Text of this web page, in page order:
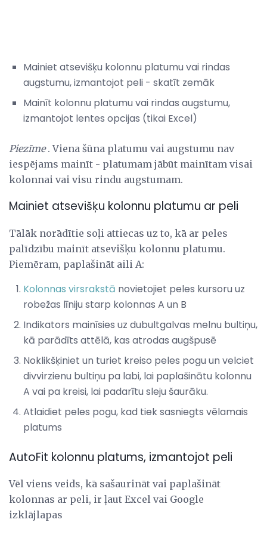
Mainiet atsevišķu kolonnu platumu vai rindas
augstumu, izmantojot peli - skatīt zemāk
Mainīt kolonnu platumu vai rindas augstumu,
izmantojot lentes opcijas (tikai Excel)
Piezīme. Viena šūna platumu vai augstumu nav
iespējams mainīt - platumam jābūt mainītam visai
kolonnai vai visu rindu augstumam.
Mainiet atsevišķu kolonnu platumu ar peli
Tālāk norādītie soļi attiecas uz to, kā ar peles
palīdzību mainīt atsevišķu kolonnu platumu.
Piemēram, paplašināt aili A:
Kolonnas virsrakstā novietojiet peles kursoru uz
robežas līniju starp kolonnas A un B
Indikators mainīsies uz dubultgalvas melnu bultiņu,
kā parādīts attēlā, kas atrodas augšpusē
Noklikšķiniet un turiet kreiso peles pogu un velciet
divvirzienu bultiņu pa labi, lai paplašinātu kolonnu
A vai pa kreisi, lai padarītu sleju šaurāku.
Atlaidiet peles pogu, kad tiek sasniegts vēlamais
platums
AutoFit kolonnu platums, izmantojot peli
Vēl viens veids, kā sašaurināt vai paplašināt
kolonnas ar peli, ir ļaut Excel vai Google
izklājlapas